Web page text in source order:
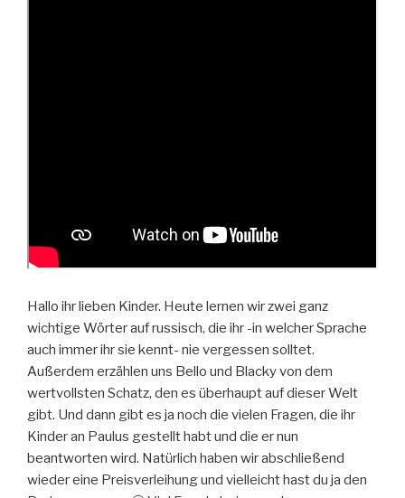
Hallo ihr lieben Kinder. Heute lernen wir zwei ganz
wichtige Wörter auf russisch, die ihr -in welcher Sprache
auch immer ihr sie kennt- nie vergessen solltet.
Außerdem erzählen uns Bello und Blacky von dem
wertvollsten Schatz, den es überhaupt auf dieser Welt
gibt. Und dann gibt es ja noch die vielen Fragen, die ihr
Kinder an Paulus gestellt habt und die er nun
beantworten wird. Natürlich haben wir abschließend
wieder eine Preisverleihung und vielleicht hast du ja den